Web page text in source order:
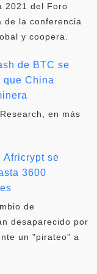
2021 del Foro
de la conferencia
y coopera.
de BTC se
que China
en más
Africrypt se
3600
de
desaparecido por
un "pirateo" a